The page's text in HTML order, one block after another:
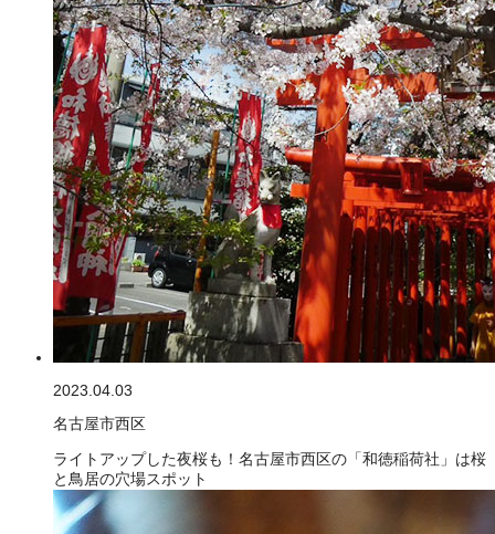
2023.04.03
名古屋市西区
ライトアップした夜桜も！名古屋市西区の「和徳稲荷社」は桜
と鳥居の穴場スポット